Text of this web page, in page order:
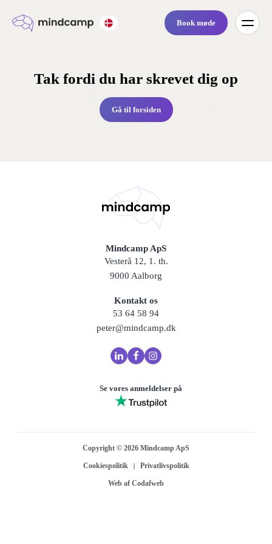
Book møde
Tak fordi du har skrevet dig op
Gå til forsiden
Mindcamp ApS
Vesterå 12, 1. th.
9000 Aalborg
Kontakt os
53 64 58 94
peter@mindcamp.dk
Se vores anmeldelser på
Copyright © 2026 Mindcamp ApS
Web af Codafweb
Cookiespolitik Privatlivspolitik